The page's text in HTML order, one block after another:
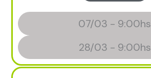
07/03 - 9:00hs
28/03 - 9:00hs